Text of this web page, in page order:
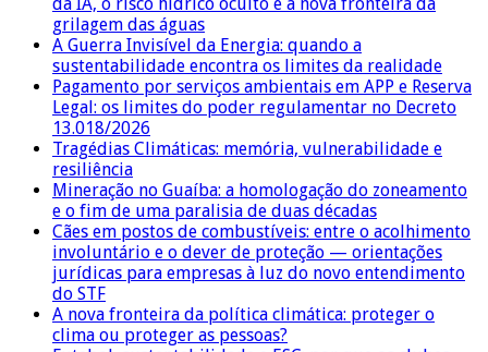
grilagem das águas
A Guerra Invisível da Energia: quando a
sustentabilidade encontra os limites da realidade
Pagamento por serviços ambientais em APP e Reserva
Legal: os limites do poder regulamentar no Decreto
13.018/2026
Tragédias Climáticas: memória, vulnerabilidade e
resiliência
Mineração no Guaíba: a homologação do zoneamento
e o fim de uma paralisia de duas décadas
Cães em postos de combustíveis: entre o acolhimento
involuntário e o dever de proteção — orientações
jurídicas para empresas à luz do novo entendimento
do STF
A nova fronteira da política climática: proteger o
clima ou proteger as pessoas?